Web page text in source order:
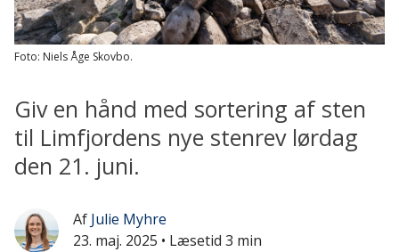
Foto: Niels Åge Skovbo.
Giv en hånd med sortering af sten
til Limfjordens nye stenrev lørdag
den 21. juni.
Af Julie Myhre
23. maj. 2025 • Læsetid 3 min